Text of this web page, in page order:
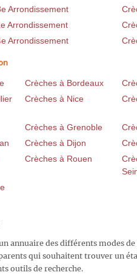
Arrondissement
Arrondissement
Arrondissement
Crèches à Bordeaux
Crèches à Nice
Crèches à Grenoble
Crèches à Dijon
Crèches à Rouen
annuaire des différents modes
qui souhaitent trouver un
outils de recherche.